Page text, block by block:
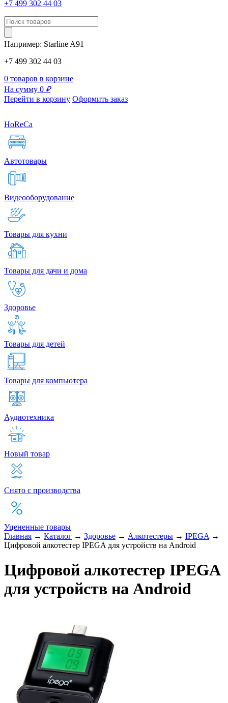
+7 499 302 44 03
Например: Starline A91
+7 499 302 44 03
0 товаров в корзине
На сумму 0 ₽
Перейти в корзину Оформить заказ
HoReCa
Автотовары
Видеооборудование
Товары для кухни
Товары для дачи и дома
Здоровье
Товары для детей
Товары для компьютера
Аудиотехника
Новый товар
Снято с производства
Уцененные товары
Главная → Каталог → Здоровье → Алкотестеры → IPEGA →
Цифровой алкотестер IPEGA для устройств на Android
Цифровой алкотестер IPEGA
для устройств на Android